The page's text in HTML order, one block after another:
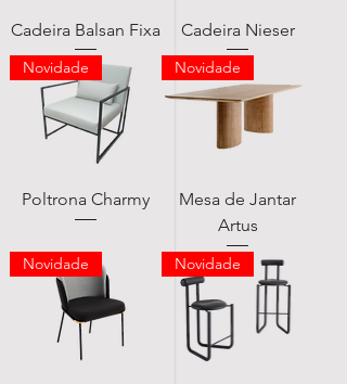
Cadeira Balsan Fixa Cadeira Nieser
Novidade
Poltrona Charmy
Novidade
Mesa de Jantar
Artus
Novidade Novidade